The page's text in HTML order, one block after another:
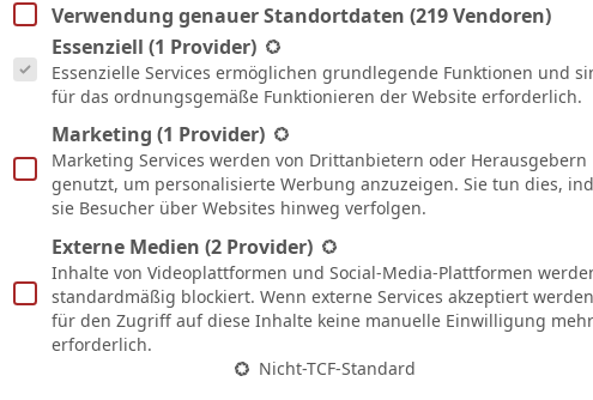
12'
62'
13 T
P. Menzel
7
D C. Rizzuto 13' 81'
32
D
R. Bormuth
28
D
N. Bretschneider
8
M M. Zeitz 45' 86'
20 M
F. Pick
23
K. Rabihić
Verwendung genauer Standortdaten (219 Vendoren)
Es folgt eine Liste der Service-Gruppen, für die eine Einwilligung
Essenziell (1 Provider)
Essenzielle Services ermöglichen grundlegende Funktionen und
für das ordnungsgemäße Funktionieren der Website erforderlich.
Marketing (1 Provider)
Marketing Services werden von Drittanbietern oder Herausgebern
genutzt, um personalisierte Werbung anzuzeigen. Sie tun dies,
sie Besucher über Websites hinweg verfolgen.
Externe Medien (2 Provider)
Inhalte von Videoplattformen und Social-Media-Plattformen
standardmäßig blockiert. Wenn externe Services akzeptiert
für den Zugriff auf diese Inhalte keine manuelle Einwilligung mehr
erforderlich.
Nicht-TCF-Standard